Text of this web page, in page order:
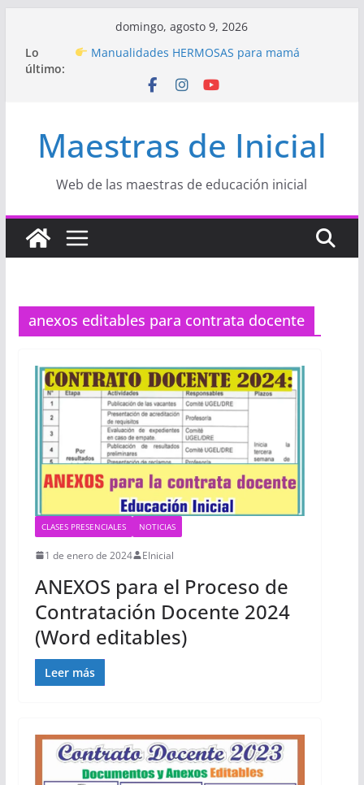
contenido
domingo, agosto 9, 2026
Lo
último:
Hermosos dibujos para MAMÁ: colorea con
Manualidades HERMOSAS para mamá
Semana de la Educación Inicial 2026”
Proyecto
“Celebramos con Alegría la Semana
Proyecto de Aprendizaje
Un regalo para
Maestras de Inicial
Web de las maestras de educación inicial
anexos editables para contrata docente
CLASES PRESENCIALES NOTICIAS
1 de enero de 2024 EInicial
ANEXOS para el Proceso de
Contratación Docente 2024
(Word editables)
Leer más